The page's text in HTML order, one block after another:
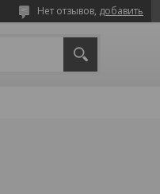
Нет отзывов, добавить